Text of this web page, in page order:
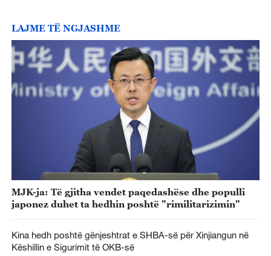
LAJME TË NGJASHME
MJK-ja: Të gjitha vendet paqedashëse dhe populli
japonez duhet ta hedhin poshtë "rimilitarizimin"
Kina hedh poshtë gënjeshtrat e SHBA-së për Xinjiangun në
Këshillin e Sigurimit të OKB-së